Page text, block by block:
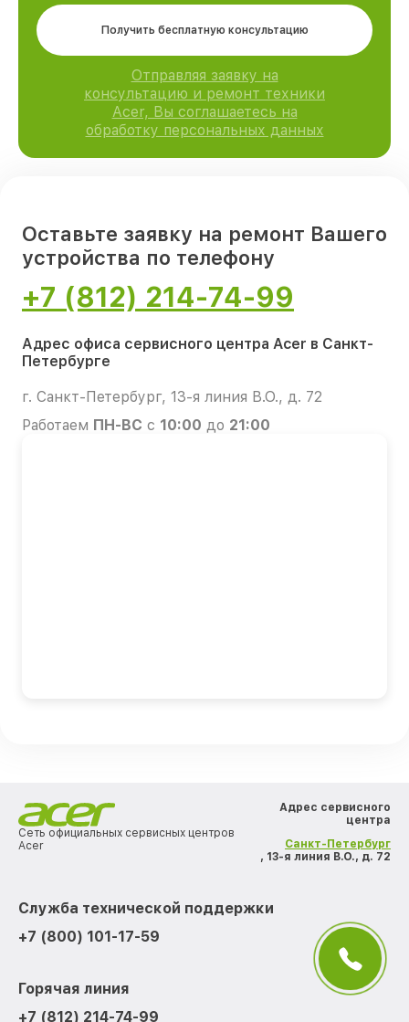
Получить бесплатную консультацию
Отправляя заявку на
консультацию и ремонт техники
Acer, Вы соглашаетесь на
обработку персональных данных
Оставьте заявку на ремонт Вашего
устройства по телефону
+7 (812) 214-74-99
Адрес офиса сервисного центра Acer в Санкт-
Петербурге
г. Санкт-Петербург, 13-я линия В.О., д. 72
Работаем ПН-ВС с 10:00 до 21:00
Сеть официальных сервисных центров
Acer
Адрес сервисного
центра
Санкт-Петербург
, 13-я линия В.О., д. 72
Служба технической поддержки
+7 (800) 101-17-59
Горячая линия
+7 (812) 214-74-99